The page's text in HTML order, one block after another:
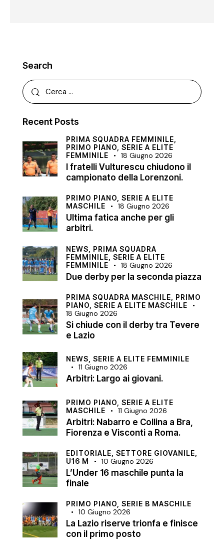
Search
Recent Posts
PRIMA SQUADRA FEMMINILE,
PRIMO PIANO, SERIE A ELITE
FEMMINILE
18 Giugno 2026
I fratelli Vulturescu chiudono il
campionato della Lorenzoni.
PRIMO PIANO, SERIE A ELITE
MASCHILE
18 Giugno 2026
Ultima fatica anche per gli
arbitri.
NEWS, PRIMA SQUADRA
FEMMINILE, SERIE A ELITE
FEMMINILE
18 Giugno 2026
Due derby per la seconda piazza
PRIMA SQUADRA MASCHILE, PRIMO
PIANO, SERIE A ELITE MASCHILE
18 Giugno 2026
Si chiude con il derby tra Tevere
e Lazio
NEWS, SERIE A ELITE FEMMINILE
11 Giugno 2026
Arbitri: Largo ai giovani.
PRIMO PIANO, SERIE A ELITE
MASCHILE
11 Giugno 2026
Arbitri: Nabarro e Collina a Bra,
Fiorenza e Visconti a Roma.
EDITORIALE, SETTORE GIOVANILE,
U16 M
10 Giugno 2026
L’Under 16 maschile punta la
finale
PRIMO PIANO, SERIE B MASCHILE
10 Giugno 2026
La Lazio riserve trionfa e finisce
con il primo posto